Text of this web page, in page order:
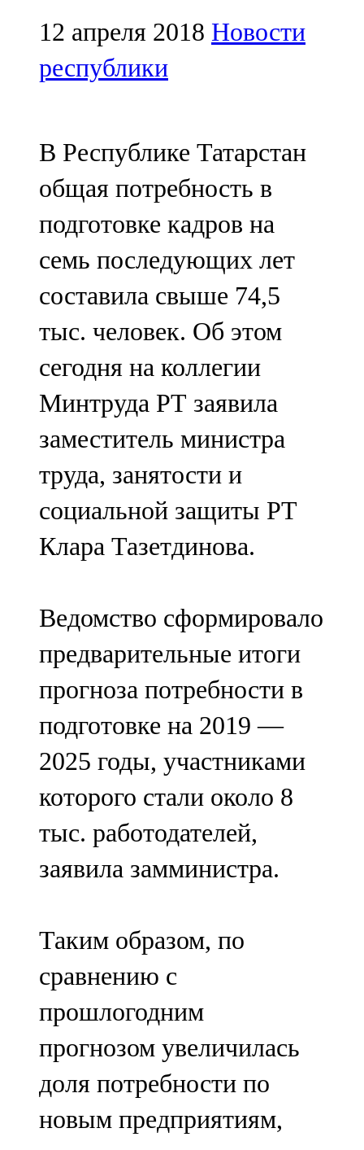
102,1 FM
Мамадыш
106,2 FM
107,3 FM
Мөслим
100,0 FM
Нурлат
104,7 FM
Олы Әтнә
71,42 FM
Сарман
107,8 FM
Теләче
106,1 FM
Түбән Кама
Чирмешән
107,7 FM
Чистай
103,0 FM
Чүпрәле
91,0 FM
Шәмәрдән
102,3 FM
107,0 FM
Яр Чаллы
105,5 FM
12 апреля 2018 Новости
республики
В Республике Татарстан
общая потребность в
подготовке кадров на
семь последующих лет
составила свыше 74,5
тыс. человек. Об этом
сегодня на коллегии
Минтруда РТ заявила
заместитель министра
труда, занятости и
социальной защиты РТ
Клара Тазетдинова.
Ведомство сформировало
предварительные итоги
прогноза потребности в
подготовке на 2019 —
2025 годы, участниками
которого стали около 8
тыс. работодателей,
заявила замминистра.
Таким образом, по
сравнению с
прошлогодним
прогнозом увеличилась
доля потребности по
новым предприятиям,